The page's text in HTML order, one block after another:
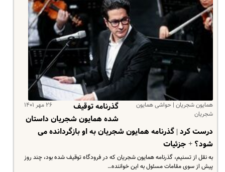
همایون شجریان | حواشی همایون
شجریان
۲۶ مهر ۱۴۰۱
گذرنامه توقیف
شده همایون شجریان داستان
درست کرد | گذرنامه همایون شجریان به او بازگردانده می
شود؟ + جزئیات
به نقل از تسنیم، گذرنامه همایون شجریان که در فرودگاه توقیف شده بود، چند روز
پیش از سوی مقامات مسئول به این خواننده…